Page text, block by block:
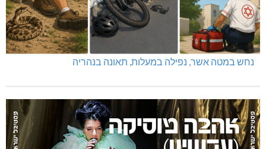
נחש במטה אשר, נפילה במעלות, תאונה בנהריה